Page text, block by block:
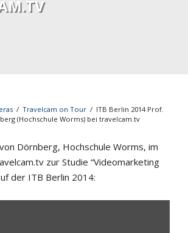
/ Travelcam on Tour / ITB Berlin 2014 Prof.
(Hochschule Worms) bei travelcam.tv
Dörnberg, Hochschule Worms, im
zur Studie “Videomarketing
der ITB Berlin 2014: